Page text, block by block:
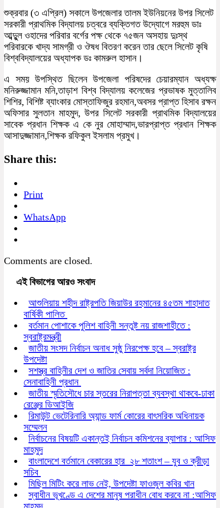
শুক্রবার (৩ এপ্রিল) সকালে উপজেলার তালম ইউনিয়নের উপর সিলেট
সরকারী প্রাথমিক বিদ্যালয় চত্বরে ব্যক্তিগত উদ্যোগে মরহুম ডাঃ
আব্দুুল ওহাদের পরিবার বর্গের পক্ষ থেকে ৭৫জন অসহায় দুঃস্থ
পরিবারকে খাদ্য সামগ্রী ও ঔষধ বিতরণ করেন তার ছেলে সিলেট কৃষি
বিশ্ববিদ্যালয়ের অধ্যাপক ডঃ কামরুল হাসান।
এ সময় উপস্থিত ছিলেন উপজেলা পরিষদের চেয়ারম্যান অধ্যক্ষ
মনিরুজ্জামান মনি,তাড়াশ বিশ্ব বিদ্যালয় কলেজের প্রভাষক মুত্তালিব
শিশির, বিশিষ্ট ব্যাংকার মোস্তাফিজুর রহমান,অবসর প্রাপ্ত হিসাব রক্ষন
অফিসার সুলতান মাহমুদ, উপর সিলেট সরকারী প্রাথমিক বিদ্যালয়ের
সাবেক প্রধান শিক্ষক এ কে নুর মোহাম্মাদ,ভারপ্রাপ্ত প্রধান শিক্ষক
আসাদুজ্জামান,শিক্ষক রফিকুল ইসলাম প্রমুখ।
Share this:
Print
WhatsApp
Comments are closed.
এই বিভাগের আরও সংবাদ
আশুলিয়ায় শহীদ রাষ্ট্রপতি জিয়াউর রহমানের ৪৫তম শাহাদাত
বার্ষিকী পালিত
বর্তমান পোশাকে পুলিশ বাহিনী সন্তুষ্ট নয় রাজশাহীতে :
স্বরাষ্ট্রমন্ত্রী
জাতীয় সংসদ নির্বাচন অনাধ সুষ্ঠু নিরপেক্ষ হবে – স্বরাষ্ট্র
উপদেষ্টা
সশস্ত্র বাহিনীর দেশ ও জাতির সেবায় সর্বদা নিয়োজিত :
সেনাবাহিনী প্রধান
জাতীয় স্মৃতিসৌধে চার স্তরের নিরাপত্তা ব্যবস্থা থাকবে-ঢাকা
রেঞ্জের ডিআইজি
রিমাউন্ট ভেটেরিনারি অ্যান্ড ফার্ম কোরের বাৎসরিক অধিনায়ক
সম্মেলন
নির্বাচনের বিষয়টি একান্তই নির্বাচন কমিশনের ব্যাপার : আসিফ
মাহমুদ
বাংলাদেশে বর্তমানে বেকারের হার ২৮ শতাংশ – যুব ও ক্রীড়া
সচিব
মিছিল মিটিং করে লাভ নেই, উপদেষ্টা ফাওজুল কবির খান
স্বাধীন ভূখণ্ডে এ দেশের মানুষ পরাধীন বোধ করবে না :আসিফ
মাহমুদ